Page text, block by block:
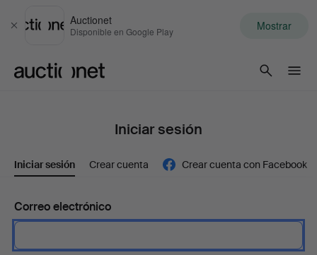
Cerrar
Auctionet
Disponible en Google Play Mostrar
Iniciar sesión
Iniciar sesión Crear cuenta Crear cuenta con Facebook
Correo electrónico